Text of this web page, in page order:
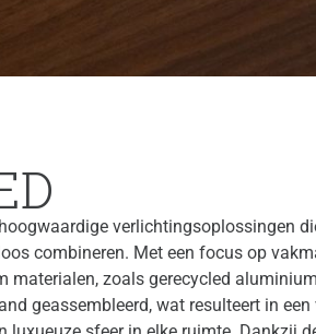
verlichtingsoplossingen
combineren. Met een focus op
materialen, zoals gerecycled
geassembleerd, wat resulteert in